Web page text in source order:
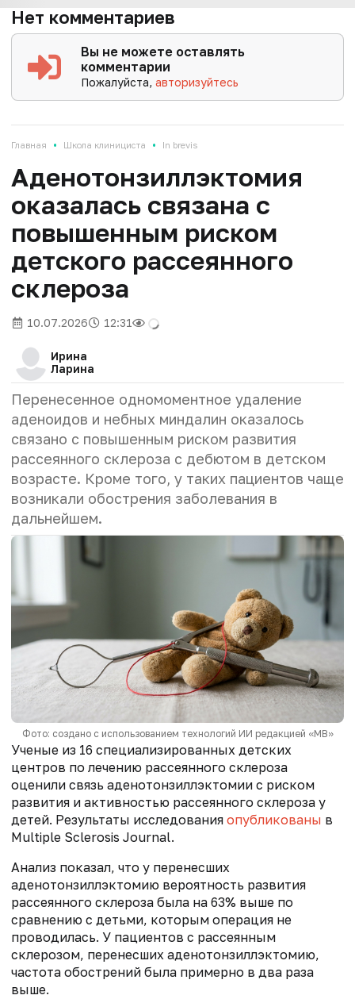
Нет комментариев
Вы не можете оставлять
комментарии
Пожалуйста,авторизуйтесь
Главная • Школа клинициста • In brevis
Аденотонзиллэктомия
оказалась связана с
повышенным риском
детского рассеянного
склероза
10.07.2026 12:31
Ирина
Ларина
Перенесенное одномоментное удаление
аденоидов и небных миндалин оказалось
связано с повышенным риском развития
рассеянного склероза с дебютом в детском
возрасте. Кроме того, у таких пациентов чаще
возникали обострения заболевания в
дальнейшем.
Фото: создано с использованием технологий ИИ редакцией «МВ»
Ученые из 16 специализированных детских
центров по лечению рассеянного склероза
оценили связь аденотонзиллэктомии с риском
развития и активностью рассеянного склероза у
детей. Результаты исследования опубликованы в
Multiple Sclerosis Journal.
Анализ показал, что у перенесших
аденотонзиллэктомию вероятность развития
рассеянного склероза была на 63% выше по
сравнению с детьми, которым операция не
проводилась. У пациентов с рассеянным
склерозом, перенесших аденотонзиллэктомию,
частота обострений была примерно в два раза
выше.